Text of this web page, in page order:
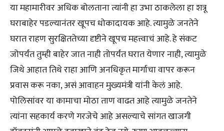
या महामारीवर अधिक बोलताना त्यांनी हा उभा ठाकलेला हा शत्रू
घराबाहेर पडल्यानंतर खूपच धोकादायक आहे. त्यामुळे जनतेने
घरात राहण सुरक्षिततेच्या दृष्टीने खूपच महत्त्वाचं आहे. हे संकट
जोपर्यंत तुम्ही बाहेर जात नाही तोपर्यंत घरात येणार नाही, त्यामुळे
जिथे आहात तिथे राहा आणि अनधिकृत मार्गाचा वापर करून
प्रवास करू नका, असं आवाहन मुख्यमंत्री यांनी केलं आहे.
पोलिसांवर या कामाचा मोठा ताण वाढत आहे त्यामुळे जनतेने
त्यांना सहकार्य करणे गरजेचे आहे असल्याचे सांगत खाजगी